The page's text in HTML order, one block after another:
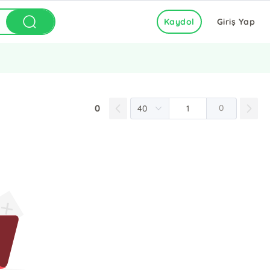
Giriş Yap
Kaydol
0 0